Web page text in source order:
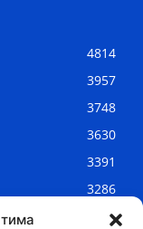
4814
3957
3748
3630
3391
3286
2908